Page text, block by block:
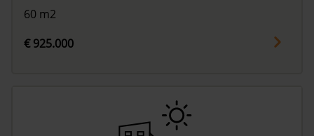
60 m2
€ 925.000